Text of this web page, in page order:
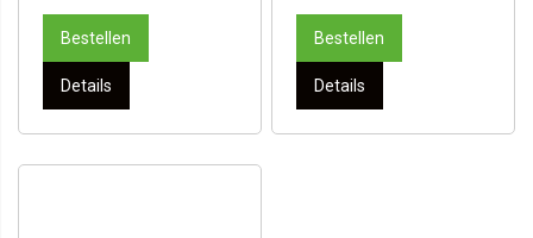
Bestellen
Details
Bestellen
Details